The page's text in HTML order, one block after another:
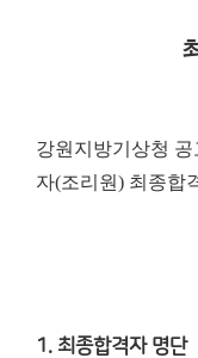
강원지방기상청 공
자(조리원) 최종합
1. 최종합격자 명단